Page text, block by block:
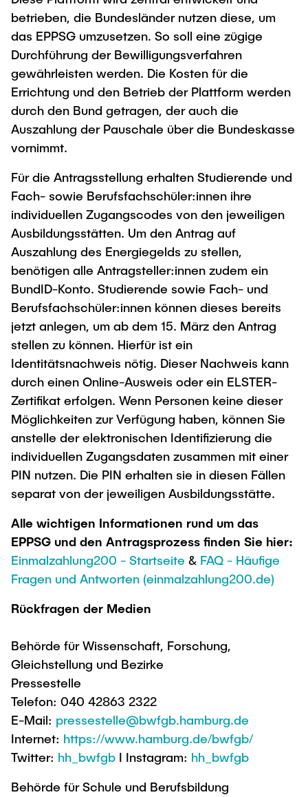
betrieben, die Bundesländer nutzen diese, um
das EPPSG umzusetzen. So soll eine zügige
Durchführung der Bewilligungsverfahren
gewährleisten werden. Die Kosten für die
Errichtung und den Betrieb der Plattform werden
durch den Bund getragen, der auch die
Auszahlung der Pauschale über die Bundeskasse
vornimmt.
Für die Antragsstellung erhalten Studierende und
Fach- sowie Berufsfachschüler:innen ihre
individuellen Zugangscodes von den jeweiligen
Ausbildungsstätten. Um den Antrag auf
Auszahlung des Energiegelds zu stellen,
benötigen alle Antragsteller:innen zudem ein
BundID-Konto. Studierende sowie Fach- und
Berufsfachschüler:innen können dieses bereits
jetzt anlegen, um ab dem 15. März den Antrag
stellen zu können. Hierfür ist ein
Identitätsnachweis nötig. Dieser Nachweis kann
durch einen Online-Ausweis oder ein ELSTER-
Zertifikat erfolgen. Wenn Personen keine dieser
Möglichkeiten zur Verfügung haben, können Sie
anstelle der elektronischen Identifizierung die
individuellen Zugangsdaten zusammen mit einer
PIN nutzen. Die PIN erhalten sie in diesen Fällen
separat von der jeweiligen Ausbildungsstätte.
Alle wichtigen Informationen rund um das
EPPSG und den Antragsprozess finden Sie hier:
Einmalzahlung200 - Startseite & FAQ - Häufige
Fragen und Antworten (einmalzahlung200.de)
Rückfragen der Medien
Behörde für Wissenschaft, Forschung,
Gleichstellung und Bezirke
Pressestelle
Telefon: 040 42863 2322
E-Mail: pressestelle@bwfgb.hamburg.de
Internet: https://www.hamburg.de/bwfgb/
Twitter: hh_bwfgb I Instagram: hh_bwfgb
Behörde für Schule und Berufsbildung